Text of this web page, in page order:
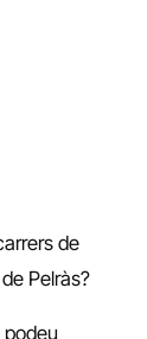
de
Pelràs?
podeu